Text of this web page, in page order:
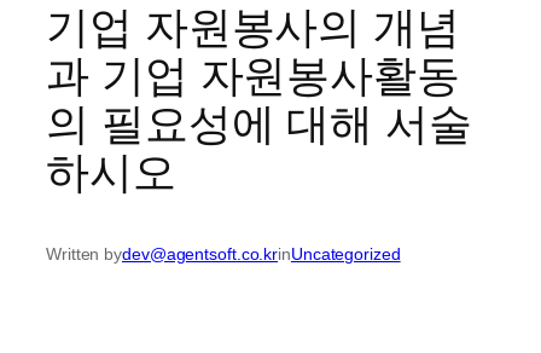
기업 자원봉사의 개념
과 기업 자원봉사활동
의 필요성에 대해 서술
하시오
Written bydev@agentsoft.co.krinUncategorized